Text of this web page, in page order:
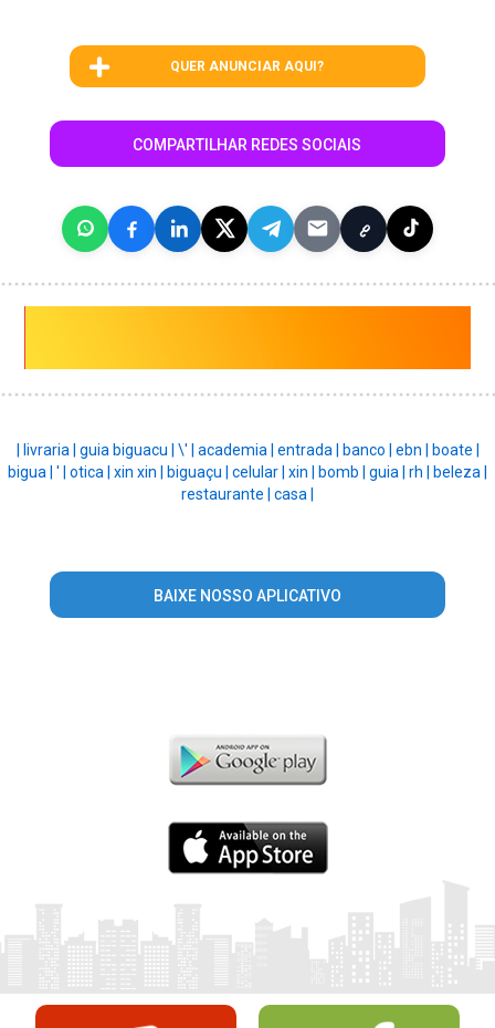
QUER ANUNCIAR AQUI?
COMPARTILHAR REDES SOCIAIS
| livraria | guia biguacu | \' | academia | entrada | banco | ebn | boate |
bigua | ' | otica | xin xin | biguaçu | celular | xin | bomb | guia | rh | beleza |
restaurante | casa |
BAIXE NOSSO APLICATIVO